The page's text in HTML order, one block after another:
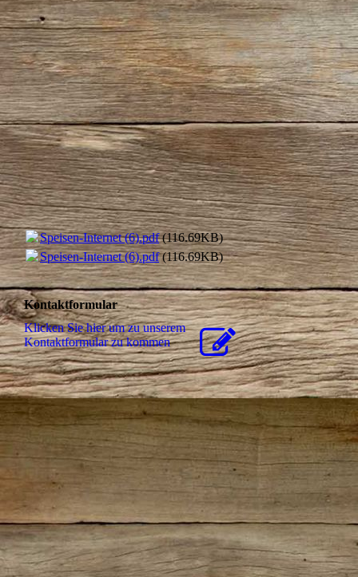
Speisen-Internet (6).pdf(116.69KB)
Speisen-Internet (6).pdf(116.69KB)
Kontaktformular
Klicken Sie hier um zu unserem
Kon­takt­for­mu­lar zu kommen